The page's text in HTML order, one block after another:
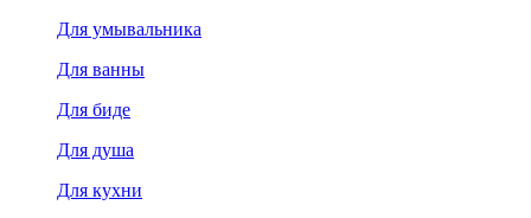
Для умывальника
Для ванны
Для биде
Для душа
Для кухни